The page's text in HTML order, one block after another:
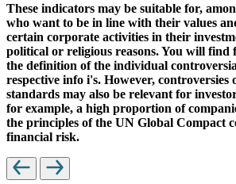
These indicators may be suitable for,
who want to be in line with their values
certain corporate activities in their
political or religious reasons. You will find
the definition of the individual
respective info i's. However, controversies
standards may also be relevant for
for example, a high proportion of
the principles of the UN Global Compact
financial risk.